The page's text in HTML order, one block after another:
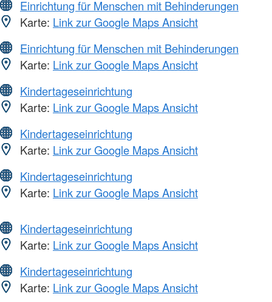
Einrichtung für Menschen mit Behinderungen
Karte: Link zur Google Maps Ansicht
Einrichtung für Menschen mit Behinderungen
Karte: Link zur Google Maps Ansicht
Kindertageseinrichtung
Karte: Link zur Google Maps Ansicht
Kindertageseinrichtung
Karte: Link zur Google Maps Ansicht
Kindertageseinrichtung
Karte: Link zur Google Maps Ansicht
Kindertageseinrichtung
Karte: Link zur Google Maps Ansicht
Kindertageseinrichtung
Karte: Link zur Google Maps Ansicht